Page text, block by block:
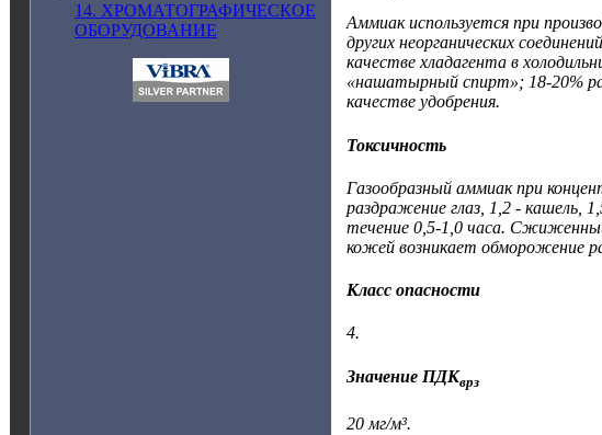
14. ХРОМАТОГРАФИЧЕСКОЕ
ОБОРУДОВАНИЕ
Аммиак используется при
других неорганических
качестве хладагента в
«нашатырный спирт»; 18-20%
качестве удобрения.
Токсичность
Газообразный аммиак при
раздражение глаз, 1,2 - кашель,
течение 0,5-1,0 часа.
кожей возникает обморожение
Класс опасности
4.
Значение ПДКврз
20 мг/м³.